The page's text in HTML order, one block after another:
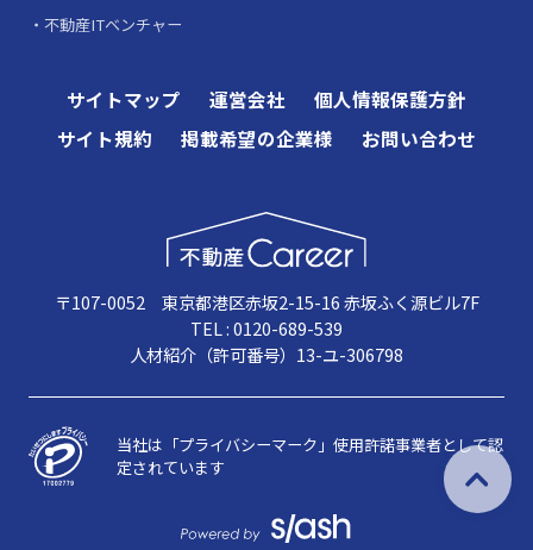
不動産ITベンチャー
サイトマップ 運営会社
個人情報保護方針
サイト規約
掲載希望の企業様 お問い合わせ
〒107-0052 東京都港区赤坂2-15-16 赤坂ふく源ビル7F
TEL : 0120-689-539
人材紹介（許可番号）13-ユ-306798
当社は「プライバシーマーク」使用許諾事業者として認
定されています